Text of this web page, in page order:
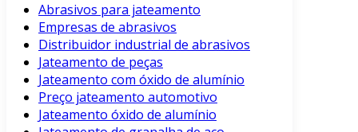
Abrasivos para jateamento
Empresas de abrasivos
Distribuidor industrial de abrasivos
Jateamento de peças
Jateamento com óxido de alumínio
Preço jateamento automotivo
Jateamento óxido de alumínio